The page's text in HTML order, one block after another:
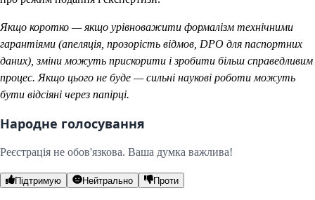
Якщо коротко — якщо урівноважити формалізм технічними
гарантіями (апеляція, прозорість відмов, DPO для паспортних
даних), зміни можуть прискорити і зробити більш справедливим
процес. Якщо цього не буде — сильні наукові роботи можуть
бути відсіяні через папірці.
Народне голосування
Реєстрація не обов'язкова. Ваша думка важлива!
Підтримую Нейтрально Проти